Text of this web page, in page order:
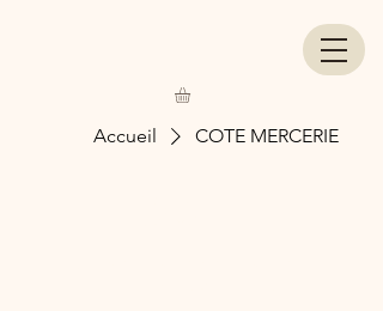
Accueil COTE MERCERIE